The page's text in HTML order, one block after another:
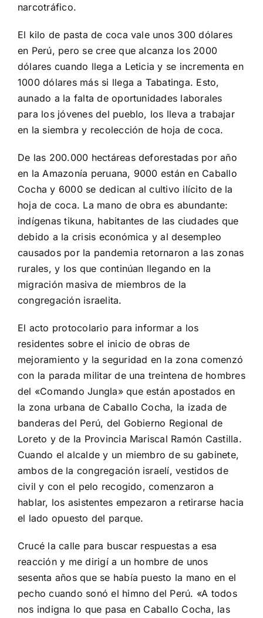
narcotráfico.
El kilo de pasta de coca vale unos 300 dólares
en Perú, pero se cree que alcanza los 2000
dólares cuando llega a Leticia y se incrementa en
1000 dólares más si llega a Tabatinga. Esto,
aunado a la falta de oportunidades laborales
para los jóvenes del pueblo, los lleva a trabajar
en la siembra y recolección de hoja de coca.
De las 200.000 hectáreas deforestadas por año
en la Amazonía peruana, 9000 están en Caballo
Cocha y 6000 se dedican al cultivo ilícito de la
hoja de coca. La mano de obra es abundante:
indígenas tikuna, habitantes de las ciudades que
debido a la crisis económica y al desempleo
causados por la pandemia retornaron a las zonas
rurales, y los que continúan llegando en la
migración masiva de miembros de la
congregación israelita.
El acto protocolario para informar a los
residentes sobre el inicio de obras de
mejoramiento y la seguridad en la zona comenzó
con la parada militar de una treintena de hombres
del «Comando Jungla» que están apostados en
la zona urbana de Caballo Cocha, la izada de
banderas del Perú, del Gobierno Regional de
Loreto y de la Provincia Mariscal Ramón Castilla.
Cuando el alcalde y un miembro de su gabinete,
ambos de la congregación israelí, vestidos de
civil y con el pelo recogido, comenzaron a
hablar, los asistentes empezaron a retirarse hacia
el lado opuesto del parque.
Crucé la calle para buscar respuestas a esa
reacción y me dirigí a un hombre de unos
sesenta años que se había puesto la mano en el
pecho cuando sonó el himno del Perú. «A todos
nos indigna lo que pasa en Caballo Cocha, las